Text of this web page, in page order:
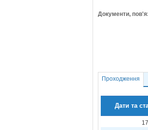
Документи,
Проходження
Дати та